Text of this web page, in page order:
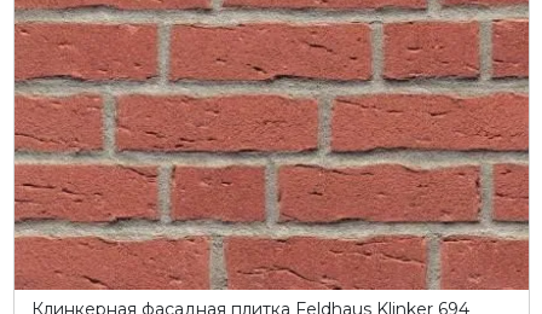
Клинкерная фасадная плитка Feldhaus Klinker 694